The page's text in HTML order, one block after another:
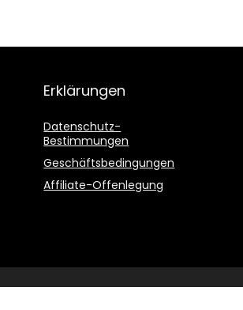
Erklärungen
Datenschutz-
Bestimmungen
Geschäftsbedingungen
Affiliate-Offenlegung